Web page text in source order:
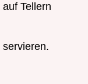
Tellern